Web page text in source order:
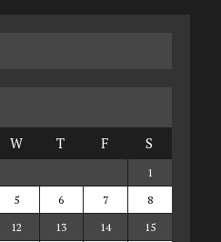
W T F S
1
5 6 7
8
12 13 14
15